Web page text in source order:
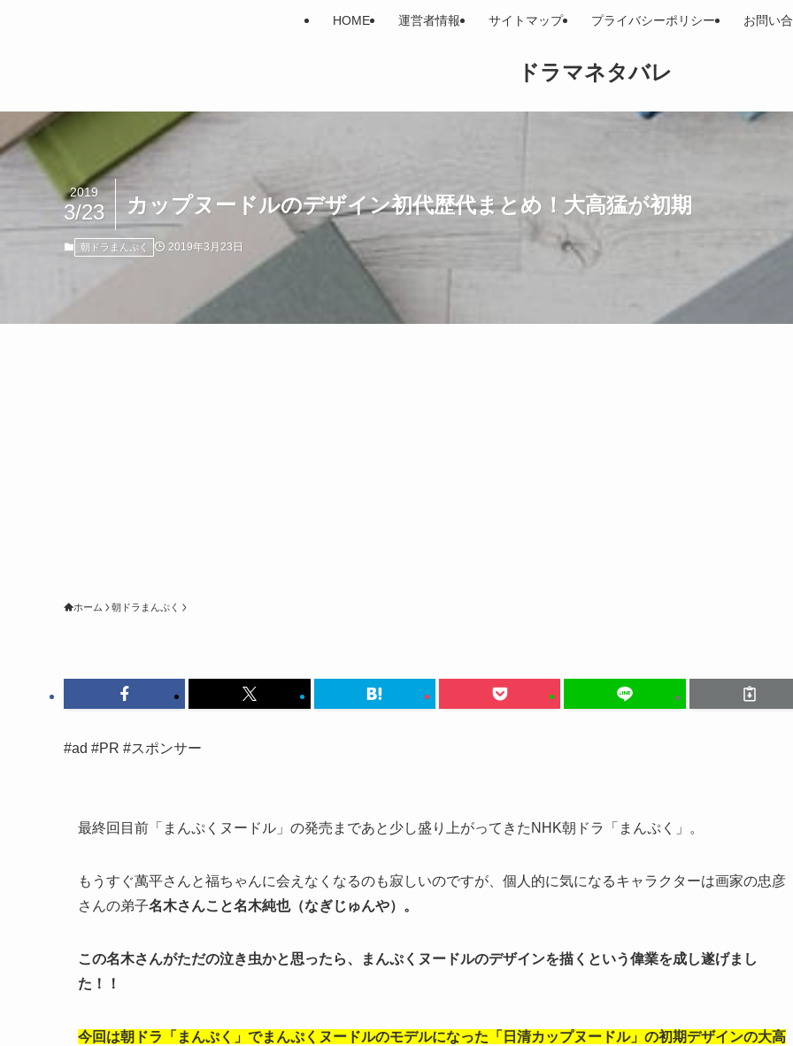
ドラマネタバレ
HOME 運営者情報 サイトマップ プライバシーポリシー お問い
カップヌードルのデザイン初代歴代まとめ！大高猛が初期
2019
3/23
朝ドラまんぷく 2019年3月23日
ホーム 朝ドラまんぷく
#ad #PR #スポンサー
最終回目前「まんぷくヌードル」の発売まであと少し盛り上がってきたNHK朝ドラ「まんぷく」。
もうすぐ萬平さんと福ちゃんに会えなくなるのも寂しいのですが、個人的に気になるキャラクターは画家の忠彦
さんの弟子名木さんこと名木純也（なぎじゅんや）。
この名木さんがただの泣き虫かと思ったら、まんぷくヌードルのデザインを描くという偉業を成し遂げまし
た！！
今回は朝ドラ「まんぷく」でまんぷくヌードルのモデルになった「日清カップヌードル」の初期デザインの大高